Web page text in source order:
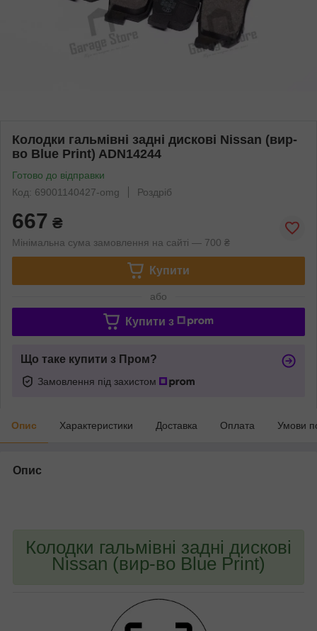
Колодки гальмівні задні дискові Nissan (вир-
во Blue Print) ADN14244
Готово до відправки
Код: 69001140427-omg
Роздріб
667 ₴
Мінімальна сума замовлення на сайті — 700 ₴
Купити
або
Купити з
Що таке купити з Пром?
Замовлення під захистом
Опис Характеристики Доставка Оплата Умови
Опис
Колодки гальмівні задні дискові
Nissan (вир-во Blue Print)